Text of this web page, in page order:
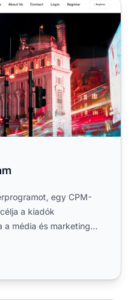
egy CPM-
a kiadók
a média és marketing